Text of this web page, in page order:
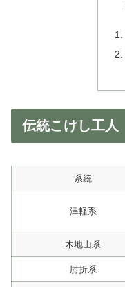
伝統こけし工人
系統
津軽系
木地山系
肘折系